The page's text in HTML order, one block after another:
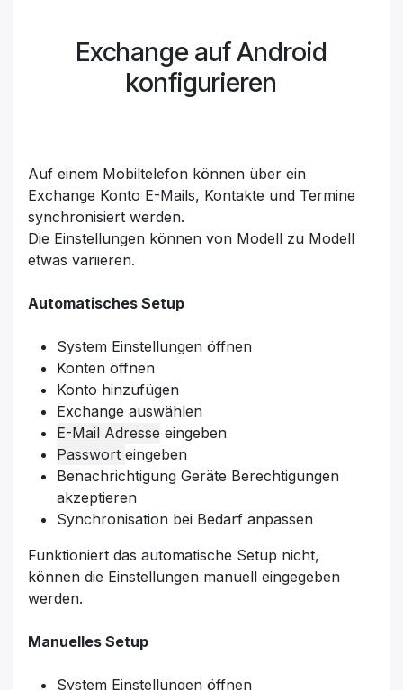
Exchange auf Android
konfigurieren
Auf einem Mobiltelefon können über ein
Exchange Konto E-Mails, Kontakte und Termine
synchronisiert werden.
Die Einstellungen können von Modell zu Modell
etwas variieren.
Automatisches Setup
System Einstellungen öffnen
Konten öffnen
Konto hinzufügen
Exchange auswählen
E-Mail Adresse eingeben
Passwort eingeben
Benachrichtigung Geräte Berechtigungen
akzeptieren
Synchronisation bei Bedarf anpassen
Funktioniert das automatische Setup nicht,
können die Einstellungen manuell eingegeben
werden.
Manuelles Setup
System Einstellungen öffnen